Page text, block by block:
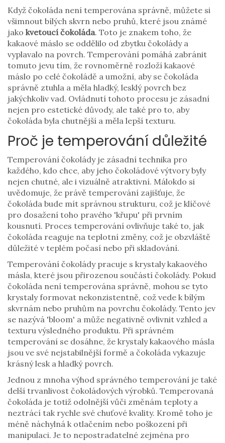
Když čokoláda není temperována správně, můžete si
všimnout bílých skvrn nebo pruhů, které jsou známé
jako kvetoucí čokoláda. Toto je znakem toho, že
kakaové máslo se oddělilo od zbytku čokolády a
vyplavalo na povrch. Temperování pomáhá zabránit
tomuto jevu tím, že rovnoměrně rozloží kakaové
máslo po celé čokoládě a umožní, aby se čokoláda
správně ztuhla a měla hladký, lesklý povrch bez
jakýchkoliv vad. Ovládnutí tohoto procesu je zásadní
nejen pro estetické důvody, ale také pro to, aby
čokoláda byla chutnější a měla lepší texturu.
Proč je temperování důležité
Temperování čokolády je zásadní technika pro
každého, kdo chce, aby jeho čokoládové výtvory byly
nejen chutné, ale i vizuálně atraktivní. Málokdo si
uvědomuje, že právě temperování zajišťuje, že
čokoláda bude mít správnou strukturu, což je klíčové
pro dosažení toho pravého 'křupu' při prvním
kousnutí. Proces temperování ovlivňuje také to, jak
čokoláda reaguje na teplotní změny, což je obzvláště
důležité v teplém počasí nebo při skladování.
Temperování čokolády pracuje s krystaly kakaového
másla, které jsou přirozenou součástí čokolády. Pokud
čokoláda není temperována správně, mohou se tyto
krystaly formovat nekonzistentně, což vede k bílým
skvrnám nebo pruhům na povrchu čokolády. Tento jev
se nazývá 'bloom' a může negativně ovlivnit vzhled a
texturu výsledného produktu. Při správném
temperování se dosáhne, že krystaly kakaového másla
jsou ve své nejstabilnější formě a čokoláda vykazuje
krásný lesk a hladký povrch.
Jednou z mnoha výhod správného temperování je také
delší trvanlivost čokoládových výrobků. Temperovaná
čokoláda je totiž odolnější vůči změnám teploty a
neztrácí tak rychle své chuťové kvality. Kromě toho je
méně náchylná k otlačením nebo poškození při
manipulaci. Je to nepostradatelné zejména pro